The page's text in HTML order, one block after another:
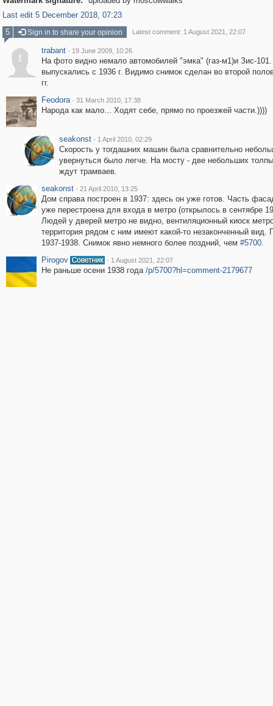
Last edit 5 December 2018, 07:23
5
Sign in to share your opinion Latest comment: 1 August 2021, 22:07
t
trabant · 19 June 2009, 10:26
На фото видно немало автомобилей "эмка" (газ-м1)и Зис-
выпускались с 1936 г. Видимо снимок сделан во второй
гг.
Feodora · 31 March 2010, 17:38
Народа как мало... Ходят себе, прямо по проезжей части.))))
seakonst · 1 April 2010, 02:29
Скорость у тогдашних машин была сравнительно
увернуться было легче. На мосту - две небольших
ждут трамваев.
seakonst · 21 April 2010, 13:25
Дом справа построен в 1937: здесь он уже готов. Часть
уже перестроена для входа в метро (открылось в сентябре
Людей у дверей метро не видно, вентиляционный киоск
территория рядом с ним имеют какой-то незаконченный вид.
1937-1938. Снимок явно немного более поздний, чем #5700.
Pirogov
· 1 August 2021, 22:07
Не раньше осени 1938 года /p/5700?hl=comment-2179677